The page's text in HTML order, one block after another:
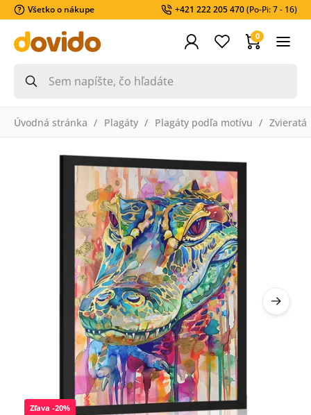
Všetko o nákupe +421 222 205 470(Po-Pi: 7 - 16)
0
Úvodná stránka Plagáty Plagáty podľa motívu Zvieratá
Zľava -20%